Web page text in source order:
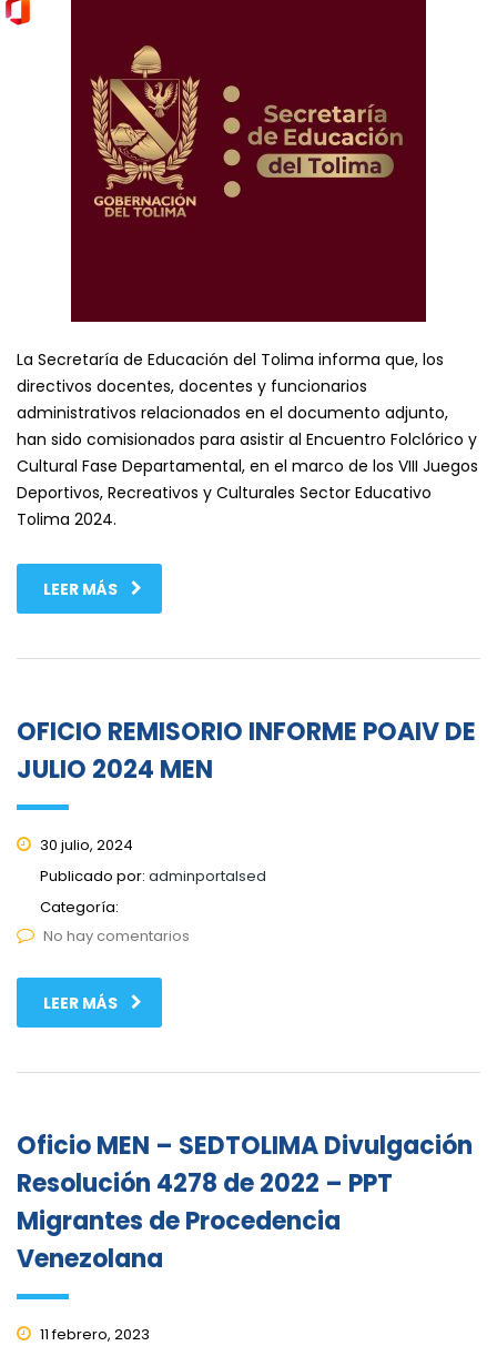
La Secretaría de Educación del Tolima informa que, los
directivos docentes, docentes y funcionarios
administrativos relacionados en el documento adjunto,
han sido comisionados para asistir al Encuentro Folclórico y
Cultural Fase Departamental, en el marco de los VIII Juegos
Deportivos, Recreativos y Culturales Sector Educativo
Tolima 2024.
LEER MÁS
OFICIO REMISORIO INFORME POAIV DE
JULIO 2024 MEN
30 julio, 2024
Publicado por: adminportalsed
Categoría:
No hay comentarios
LEER MÁS
Oficio MEN – SEDTOLIMA Divulgación
Resolución 4278 de 2022 – PPT
Migrantes de Procedencia
Venezolana
11 febrero, 2023